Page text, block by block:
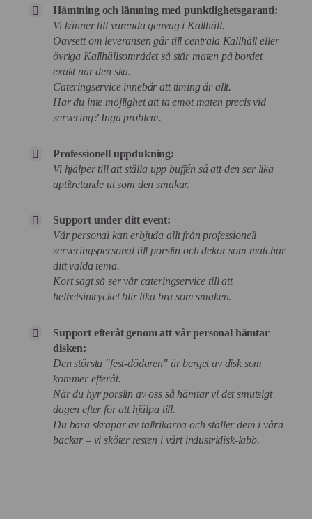
Hämtning och lämning med punktlighetsgaranti:
Vi känner till varenda genväg i Kallhäll.
Oavsett om leveransen går till centrala Kallhäll eller
övriga Kallhällsområdet så står maten på bordet
exakt när den ska.
Cateringservice innebär att timing är allt.
Har du inte möjlighet att ta emot maten precis vid
servering? Inga problem.
Professionell uppdukning:
Vi hjälper till att ställa upp buffén så att den ser lika
aptitretande ut som den smakar.
Support under ditt event:
Vår personal kan erbjuda allt från professionell
serveringspersonal till porslin och dekor som matchar
ditt valda tema.
Kort sagt så ser vår cateringservice till att
helhetsintrycket blir lika bra som smaken.
Support efteråt genom att vår personal hämtar
disken:
Den största "fest-dödaren" är berget av disk som
kommer efteråt.
När du hyr porslin av oss så hämtar vi det smutsigt
dagen efter för att hjälpa till.
Du bara skrapar av tallrikarna och ställer dem i våra
backar – vi sköter resten i vårt industridisk-labb.